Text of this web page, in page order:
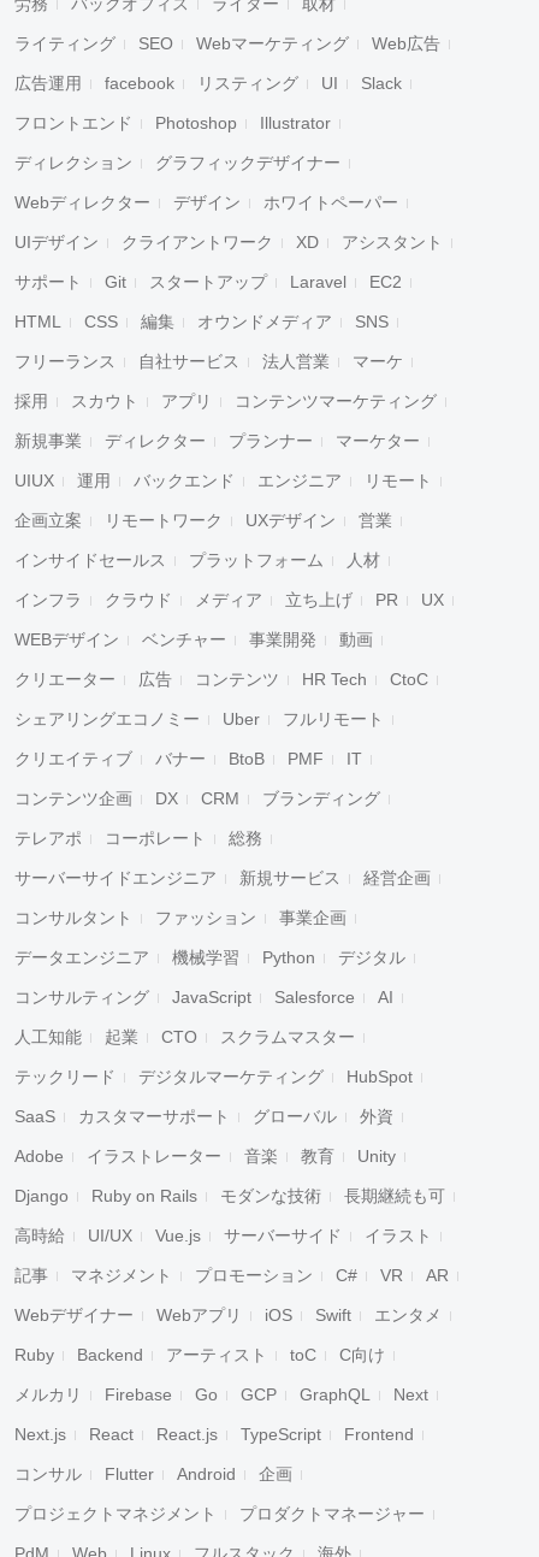
ライティング SEO Webマーケティング Web広告
広告運用 facebook リスティング UI Slack
フロントエンド Photoshop Illustrator
ディレクション グラフィックデザイナー
Webディレクター デザイン ホワイトペーパー
UIデザイン クライアントワーク XD アシスタント
サポート Git スタートアップ Laravel EC2
HTML CSS 編集 オウンドメディア SNS
フリーランス 自社サービス 法人営業 マーケ
採用 スカウト アプリ コンテンツマーケティング
新規事業 ディレクター プランナー マーケター
UIUX 運用 バックエンド エンジニア リモート
企画立案 リモートワーク UXデザイン 営業
インサイドセールス プラットフォーム 人材
インフラ クラウド メディア 立ち上げ PR UX
WEBデザイン ベンチャー 事業開発 動画
クリエーター 広告 コンテンツ HR Tech CtoC
シェアリングエコノミー Uber フルリモート
クリエイティブ バナー BtoB PMF IT
コンテンツ企画 DX CRM ブランディング
テレアポ コーポレート 総務
サーバーサイドエンジニア 新規サービス 経営企画
コンサルタント ファッション 事業企画
データエンジニア 機械学習 Python デジタル
コンサルティング JavaScript Salesforce AI
人工知能 起業 CTO スクラムマスター
テックリード デジタルマーケティング HubSpot
SaaS カスタマーサポート グローバル 外資
Adobe イラストレーター 音楽 教育 Unity
Django Ruby on Rails モダンな技術 長期継続も可
高時給 UI/UX Vue.js サーバーサイド イラスト
記事 マネジメント プロモーション C# VR AR
Webデザイナー Webアプリ iOS Swift エンタメ
Ruby Backend アーティスト toC C向け
メルカリ Firebase Go GCP GraphQL Next
Next.js React React.js TypeScript Frontend
コンサル Flutter Android 企画
プロジェクトマネジメント プロダクトマネージャー